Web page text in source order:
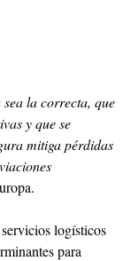
la correcta, que
y que se
mitiga pérdidas
logísticos
para